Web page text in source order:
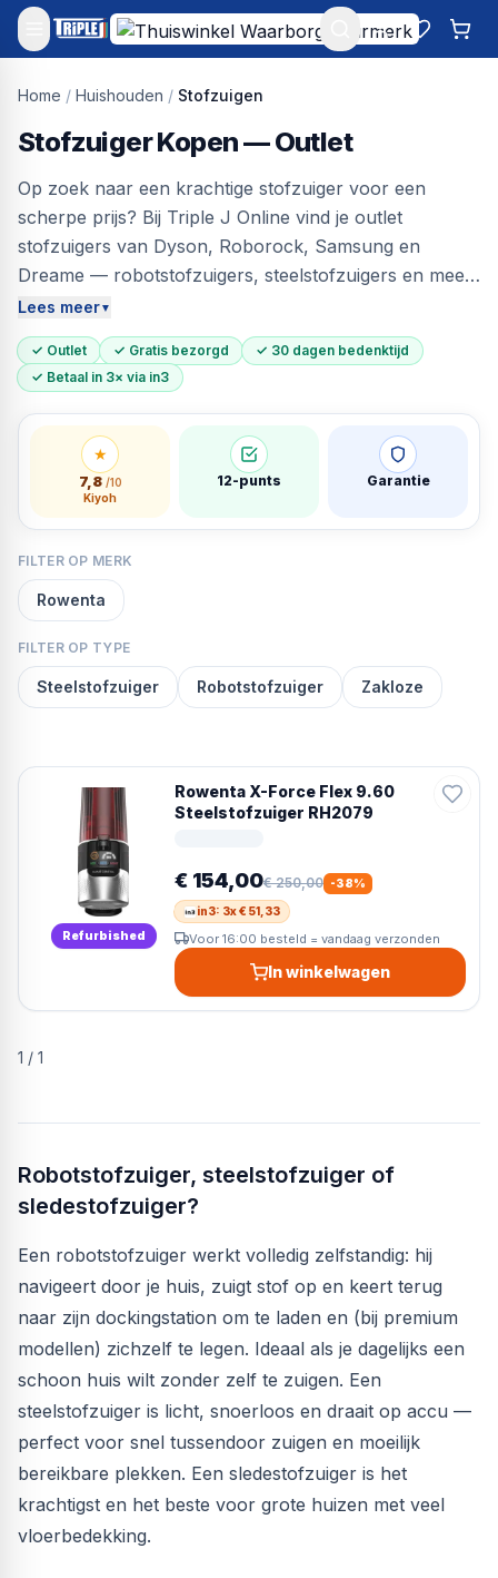
Mijn account
Home / Huishouden / Stofzuigen
Stofzuiger Kopen — Outlet
Op zoek naar een krachtige stofzuiger voor een
scherpe prijs? Bij Triple J Online vind je outlet
stofzuigers van Dyson, Roborock, Samsung en
Dreame — robotstofzuigers, steelstofzuigers en meer.
Tot 55% onder de adviesprijs. Elk apparaat is getest op
zuigkracht, accu en filters. Gratis bezorgd en 30
dagen bedenktijd.
Lees meer▼
✓ Outlet ✓ Gratis bezorgd
✓ 30 dagen bedenktijd
✓ Betaal in 3× via in3
★
7,8/10
Kiyoh
12-punts Garantie
FILTER OP MERK
Rowenta
FILTER OP TYPE
Steelstofzuiger Robotstofzuiger Zakloze
Refurbished
Rowenta X-Force Flex 9.60
Steelstofzuiger RH2079
€ 154,00€ 250,00 -38%
in3: 3x € 51,33
Voor 16:00 besteld = vandaag verzonden
In winkelwagen
1 / 1
Robotstofzuiger, steelstofzuiger of
sledestofzuiger?
Een robotstofzuiger werkt volledig zelfstandig: hij
navigeert door je huis, zuigt stof op en keert terug
naar zijn dockingstation om te laden en (bij premium
modellen) zichzelf te legen. Ideaal als je dagelijks een
schoon huis wilt zonder zelf te zuigen. Een
steelstofzuiger is licht, snoerloos en draait op accu —
perfect voor snel tussendoor zuigen en moeilijk
bereikbare plekken. Een sledestofzuiger is het
krachtigst en het beste voor grote huizen met veel
vloerbedekking.